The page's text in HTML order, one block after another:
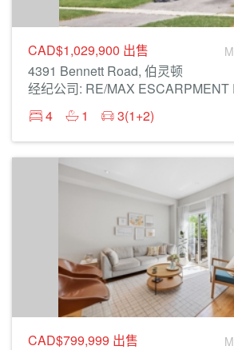
CAD$1,029,900 出售
4391 Bennett Road, 伯灵顿
经纪公司: RE/MAX ESCARPMENT
4
1 3(1+2)
CAD$799,999 出售